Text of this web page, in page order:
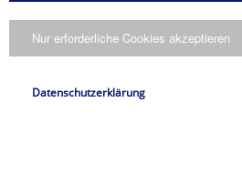
Datenschutzerklärung
Nur erforderliche Cookies akzeptieren
Datenschutzerklärung